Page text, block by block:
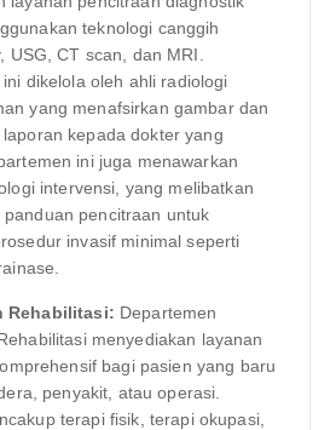
teknologi canggih
USG, CT scan, dan MRI.
dikelola oleh ahli radiologi
yang menafsirkan gambar dan
kepada dokter yang
ini juga menawarkan
intervensi, yang melibatkan
panduan pencitraan untuk
invasif minimal seperti
Rehabilitasi: Departemen
menyediakan layanan
bagi pasien yang baru
penyakit, atau operasi.
terapi fisik, terapi okupasi,